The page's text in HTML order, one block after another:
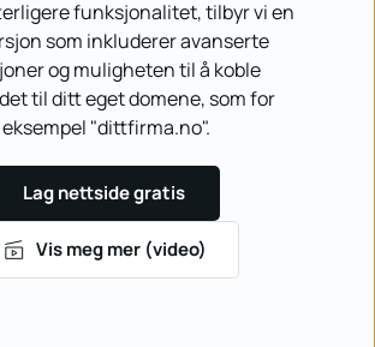
funksjonalitet, tilbyr vi en
som inkluderer avanserte
og muligheten til å koble
til ditt eget domene, som for
eksempel "dittfirma.no".
Lag nettside gratis
Vis meg mer (video)